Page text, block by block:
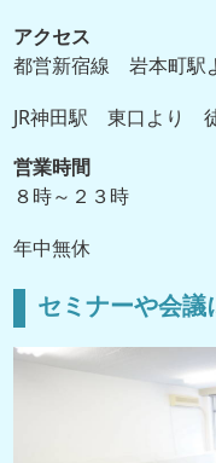
アクセス
都営新宿線 岩本町駅
JR神田駅 東口より
営業時間
８時～２３時
年中無休
セミナーや会